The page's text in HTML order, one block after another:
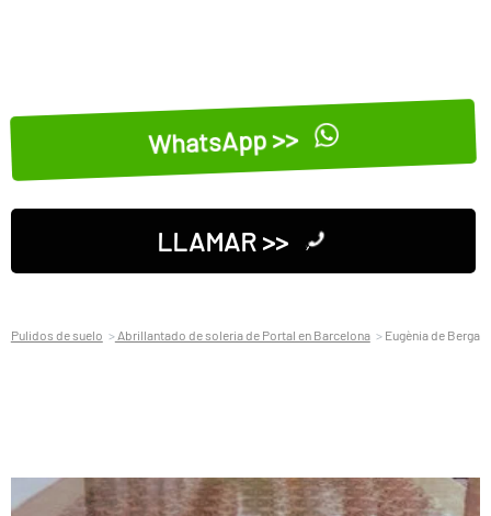
WhatsApp >>
LLAMAR >>
Pulidos de suelo Abrillantado de soleria de Portal en Barcelona Eugènia de Berga